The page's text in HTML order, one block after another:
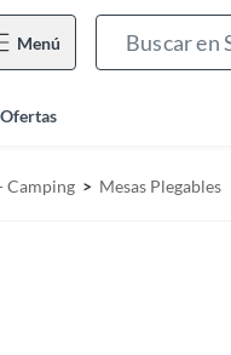
Menú
Ofertas
Camping Mesas Plegables